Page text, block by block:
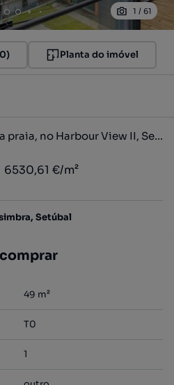
1 / 61
Planta do imóvel
Apartamento T0 perto da praia, no Harbour View II, Sesimbra
6530,61 €/m²
Setúbal
49 m²
T0
1